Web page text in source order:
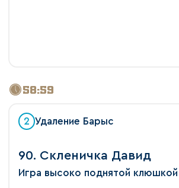
58:59
2 Удаление Барыс
90. Скленичка Давид
Игра высоко поднятой клюшкой